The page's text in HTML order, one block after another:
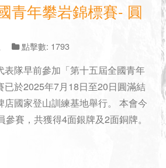
青年攀岩錦標賽- 圓
點擊數: 1793
表隊早前參加「第十五屆全國青年
已於2025年7月18日至20日圓滿結
店國家登山訓練基地舉行。 本會今
賽，共獲得4面銀牌及2面銅牌。